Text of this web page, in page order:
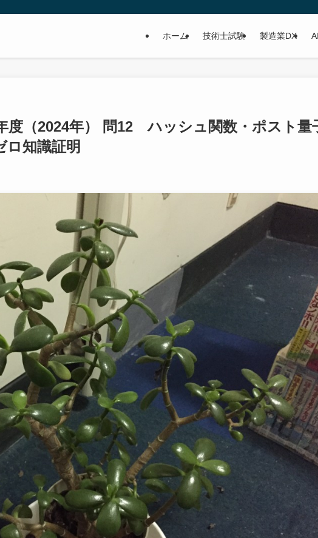
ホーム 技術士試験 製造業DX
度（2024年） 問12 ハッシュ関数・ポスト量
ロ知識証明